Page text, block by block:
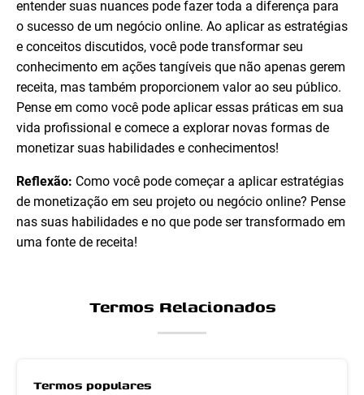
entender suas nuances pode fazer toda a diferença para
o sucesso de um negócio online. Ao aplicar as estratégias
e conceitos discutidos, você pode transformar seu
conhecimento em ações tangíveis que não apenas gerem
receita, mas também proporcionem valor ao seu público.
Pense em como você pode aplicar essas práticas em sua
vida profissional e comece a explorar novas formas de
monetizar suas habilidades e conhecimentos!
Reflexão: Como você pode começar a aplicar estratégias
de monetização em seu projeto ou negócio online? Pense
nas suas habilidades e no que pode ser transformado em
uma fonte de receita!
Termos Relacionados
Termos populares